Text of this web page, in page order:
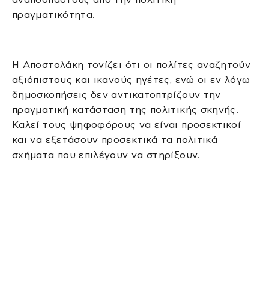
πραγματικότητα.
Η Αποστολάκη τονίζει ότι οι πολίτες αναζητούν
αξιόπιστους και ικανούς ηγέτες, ενώ οι εν λόγω
δημοσκοπήσεις δεν αντικατοπτρίζουν την
πραγματική κατάσταση της πολιτικής σκηνής.
Καλεί τους ψηφοφόρους να είναι προσεκτικοί
και να εξετάσουν προσεκτικά τα πολιτικά
σχήματα που επιλέγουν να στηρίξουν.